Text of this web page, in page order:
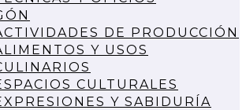
DE PRODUCCIÓN
Y USOS
CULTURALES
Y SABIDURÍA